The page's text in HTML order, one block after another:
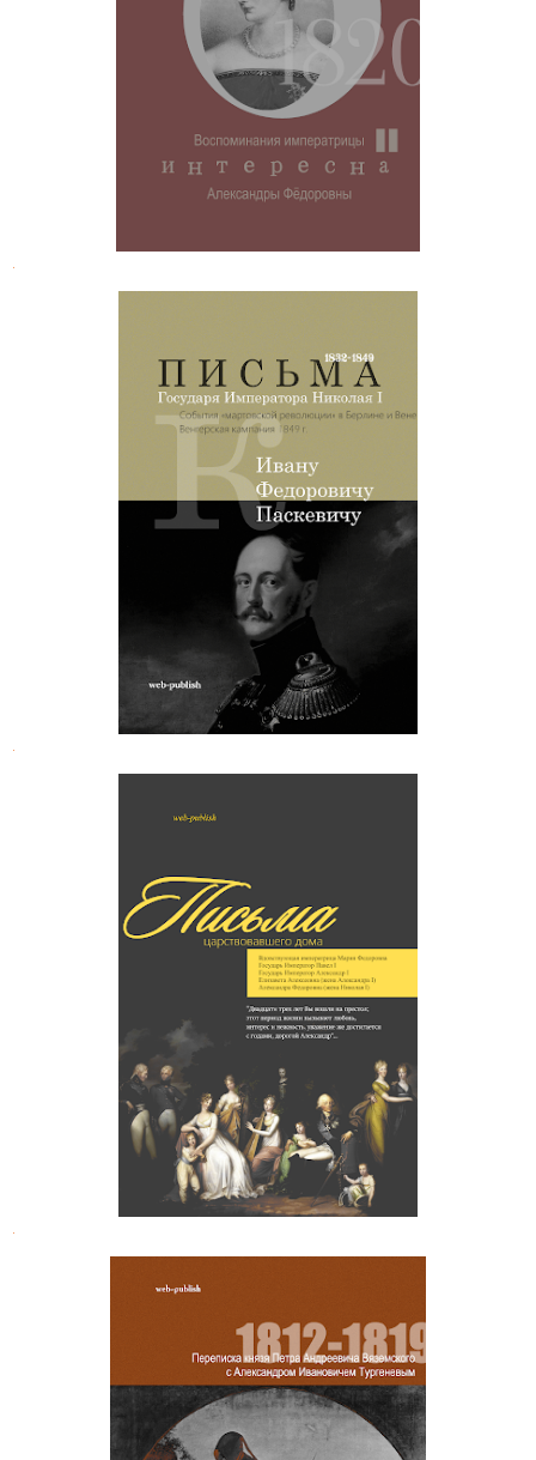
Императрица Александра
Федоровна. Воспоминания
Письма императора Николая
Павловича к князю И. Ф. Паскевичу
(1848-1855 гг.)
Письма царствовавшего дома
Романовых
Переписка князя П. А. Вяземского с